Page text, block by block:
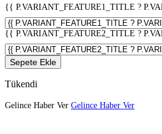
{{ P.VARIANT_FEATURE1_TITLE ?
{{ P.VARIANT_FEATURE2_TITLE ?
Sepete Ekle
Tükendi
Gelince Haber Ver Gelince Haber Ver